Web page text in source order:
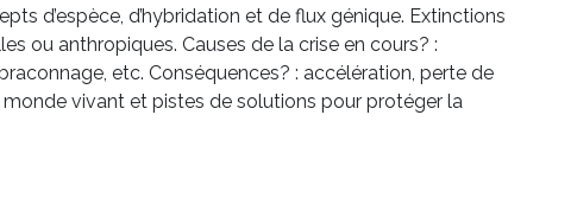
d’espèce, d’hybridation et de flux génique. Extinctions
ou anthropiques. Causes de la crise en cours? :
etc. Conséquences? : accélération, perte de
vivant et pistes de solutions pour protéger la